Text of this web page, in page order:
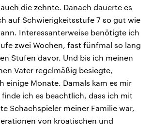
die zehnte. Danach dauerte es
auf Schwierigkeitsstufe 7 so gut wie
Interessanterweise benötigte ich
zwei Wochen, fast fünfmal so lang
Stufen davor. Und bis ich meinen
Vater regelmäßig besiegte,
einige Monate. Damals kam es mir
ich es beachtlich, dass ich mit
Schachspieler meiner Familie war,
von kroatischen und